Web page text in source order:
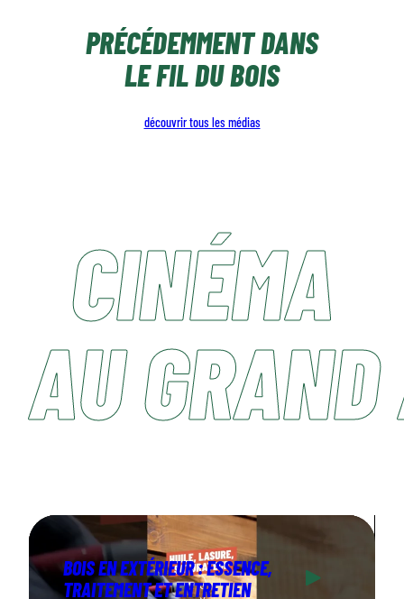
PRÉCÉDEMMENT DANS
LE FIL DU BOIS
découvrir tous les médias
CINÉMA
AU
BOIS EN EXTÉRIEUR : ESSENCE,
TRAITEMENT ET ENTRETIEN